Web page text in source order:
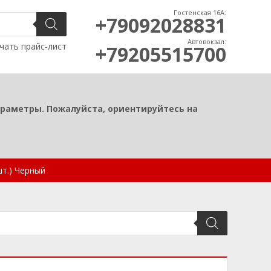
прайс-лист
Гостенская 16А:
+79092028831
Автовокзал:
+79205515700
Пожалуйста, ориентируйтесь на
Черный